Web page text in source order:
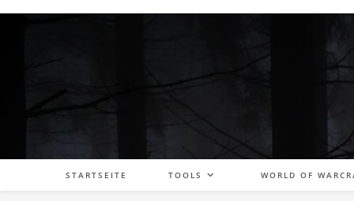
STARTSEITE TOOLS WORLD OF